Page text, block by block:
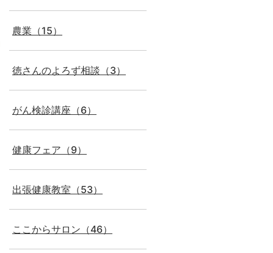
農業（15）
徳さんのよろず相談（3）
がん検診講座（6）
健康フェア（9）
出張健康教室（53）
ここからサロン（46）